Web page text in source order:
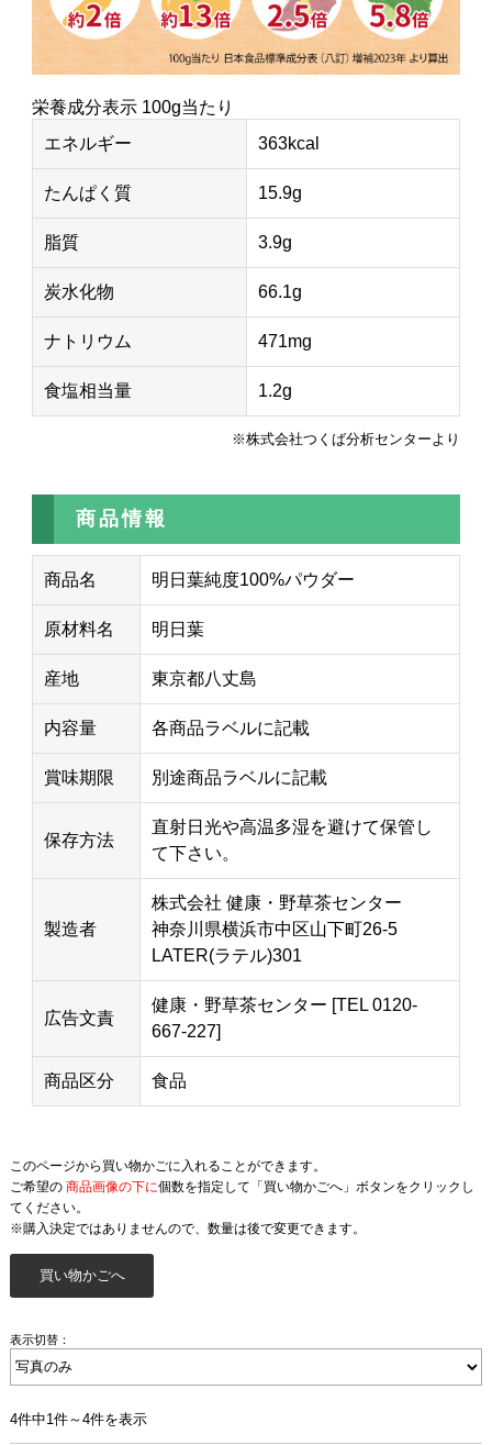
栄養成分表示 100g当たり
エネルギー
363kcal
たんぱく質 15.9g
脂質 3.9g
炭水化物 66.1g
ナトリウム 471mg
食塩相当量 1.2g
※株式会社つくば分析センターより
商品情報
商品名 明日葉純度100%パウダー
原材料名 明日葉
産地 東京都八丈島
内容量 各商品ラベルに記載
賞味期限 別途商品ラベルに記載
保存方法
直射日光や高温多湿を避けて保管し
て下さい。
製造者
株式会社 健康・野草茶センター
神奈川県横浜市中区山下町26-5
LATER(ラテル)301
広告文責
健康・野草茶センター [TEL 0120-
667-227]
商品区分 食品
このページから買い物かごに入れることができます。
ご希望の商品画像の下に個数を指定して「買い物かごへ」ボタンをクリックし
てください。
※購入決定ではありませんので、数量は後で変更できます。
表示切替：
4件中1件～4件を表示